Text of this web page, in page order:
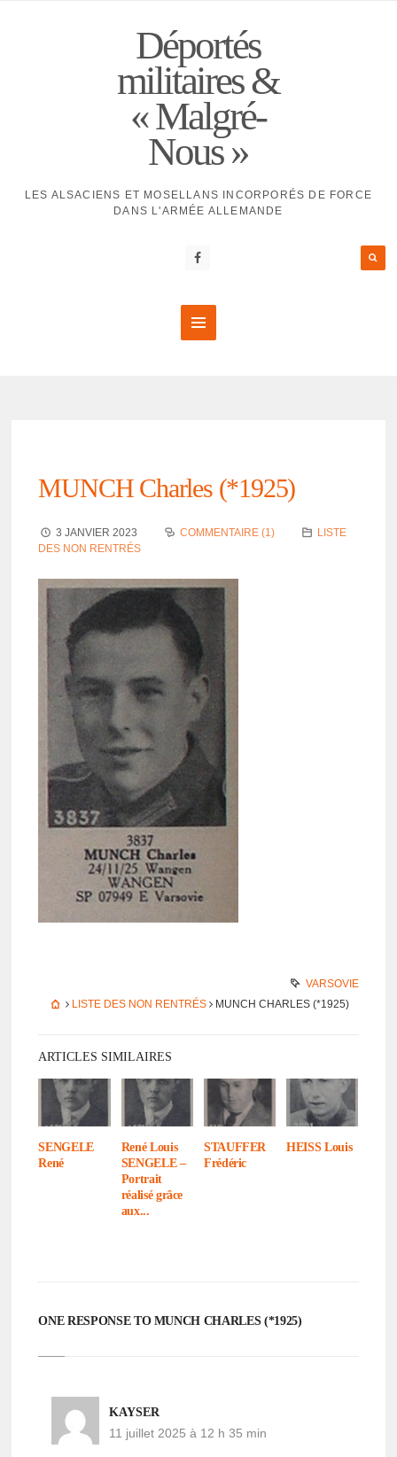
Déportés
militaires &
« Malgré-
Nous »
LES ALSACIENS ET MOSELLANS INCORPORÉS DE FORCE
DANS L'ARMÉE ALLEMANDE
MUNCH Charles (*1925)
3 JANVIER 2023 COMMENTAIRE (1)
LISTE
DES NON RENTRÉS
VARSOVIE
LISTE DES NON RENTRÉS MUNCH CHARLES (*1925)
ARTICLES SIMILAIRES
SENGELE
René
René Louis
SENGELE –
Portrait
réalisé grâce
aux...
STAUFFER
Frédé­ric
HEISS Louis
ONE RESPONSE TO MUNCH CHARLES (*1925)
KAYSER
11 juillet 2025 à 12 h 35 min